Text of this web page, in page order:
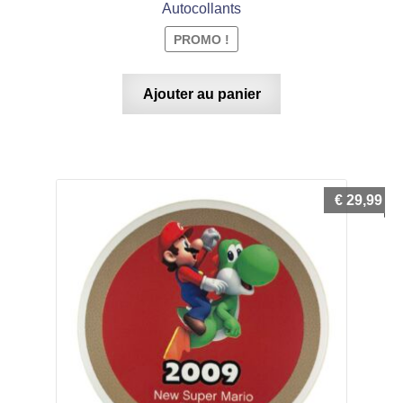
Autocollants
PROMO !
Ajouter au panier
€ 29,99